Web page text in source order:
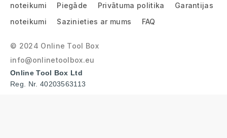
noteikumi
Piegāde Privātuma politika
Garantijas
noteikumi
Sazinieties ar mums FAQ
© 2024 Online Tool Box
info@onlinetoolbox.eu
Online Tool Box Ltd
Reg. Nr. 40203563113